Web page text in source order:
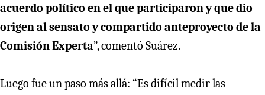
acuerdo político en el que participaron y que dio
origen al sensato y compartido anteproyecto de la
Comisión Experta”, comentó Suárez.
Luego fue un paso más allá: “Es difícil medir las